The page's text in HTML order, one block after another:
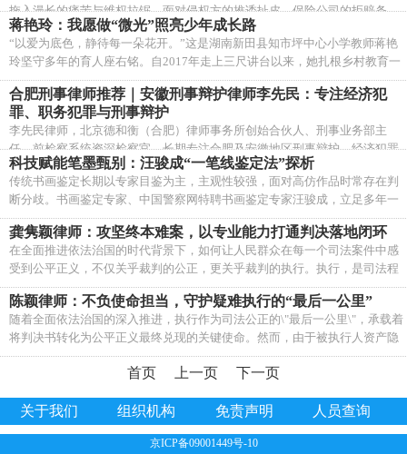
拖入漫长的痛苦与维权拉锯。面对侵权方的推诿扯皮、保险公司的拒赔条
款，伤者常常孤立无援。丁以琛律师，一位深耕人身损害领域并创新运用直
播普法的维权律师，正以专业为舟、以担当为桨，做伤者权益的“云端”摆渡
人。
蒋艳玲：我愿做“微光”照亮少年成长路
“以爱为底色，静待每一朵花开。”这是湖南新田县知市坪中心小学教师蒋艳
玲坚守多年的育人座右铭。自2017年走上三尺讲台以来，她扎根乡村教育一
线，深耕小学语文教学与班主任工作九载，以耐心守护童心、以温情治愈成
长、以初心深耕课堂，用平凡坚守诠释新时代乡村教师的责任与担当。
合肥刑事律师推荐｜安徽刑事辩护律师李先民：专注经济犯
罪、职务犯罪与刑事辩护
李先民律师，北京德和衡（合肥）律师事务所创始合伙人、刑事业务部主
任，前检察系统资深检察官，长期专注合肥及安徽地区刑事辩护、经济犯罪
辩护、职务犯罪辩护、涉税犯罪辩护、网络犯罪辩护等刑事法律服务。
科技赋能笔墨甄别：汪骏成“一笔线鉴定法”探析
传统书画鉴定长期以专家目鉴为主，主观性较强，面对高仿作品时常存在判
断分歧。书画鉴定专家、中国警察网特聘书画鉴定专家汪骏成，立足多年一
线鉴定实战，在传统“笔性辨识”理论基础上创立一笔线鉴定法，借助科技量
化分析笔墨轨迹，如同给书画线条做“基因检测”，推动书画鉴定由经验判断
向科学化、标准化转型。
龚隽颖律师：攻坚终本难案，以专业能力打通判决落地闭环
在全面推进依法治国的时代背景下，如何让人民群众在每一个司法案件中感
受到公平正义，不仅关乎裁判的公正，更关乎裁判的执行。执行，是司法程
序的“最后一道关口”，也是当事人权益真正落地的关键一环。龚隽颖律师，
不仅是泽良律师事务所执行事业部资深律师，更是一位深耕民商事执行领域
的破局专家，曾任职于法院执行局一线，她用跨界的法官思维与律师视角，
在判决落地前的“临门一脚”处筑起了当事人权益保障的坚实防线。
陈颖律师：不负使命担当，守护疑难执行的“最后一公里”
随着全面依法治国的深入推进，执行作为司法公正的\"最后一公里\"，承载着
将判决书转化为公平正义最终兑现的关键使命。然而，由于被执行人资产隐
匿的手段日趋复杂、跨省域财产处置协调成本高昂，执行案件长期搁置、回
款无望的现象屡见不鲜——这不仅损害了胜诉当事人的合法权益，也削弱了
颖，正是这样一位在\"最后一公里\"上执着前行的破局者。
首页 上一页 下一页
关于我们 组织机构 免责声明 人员查询
京ICP备09001449号-10